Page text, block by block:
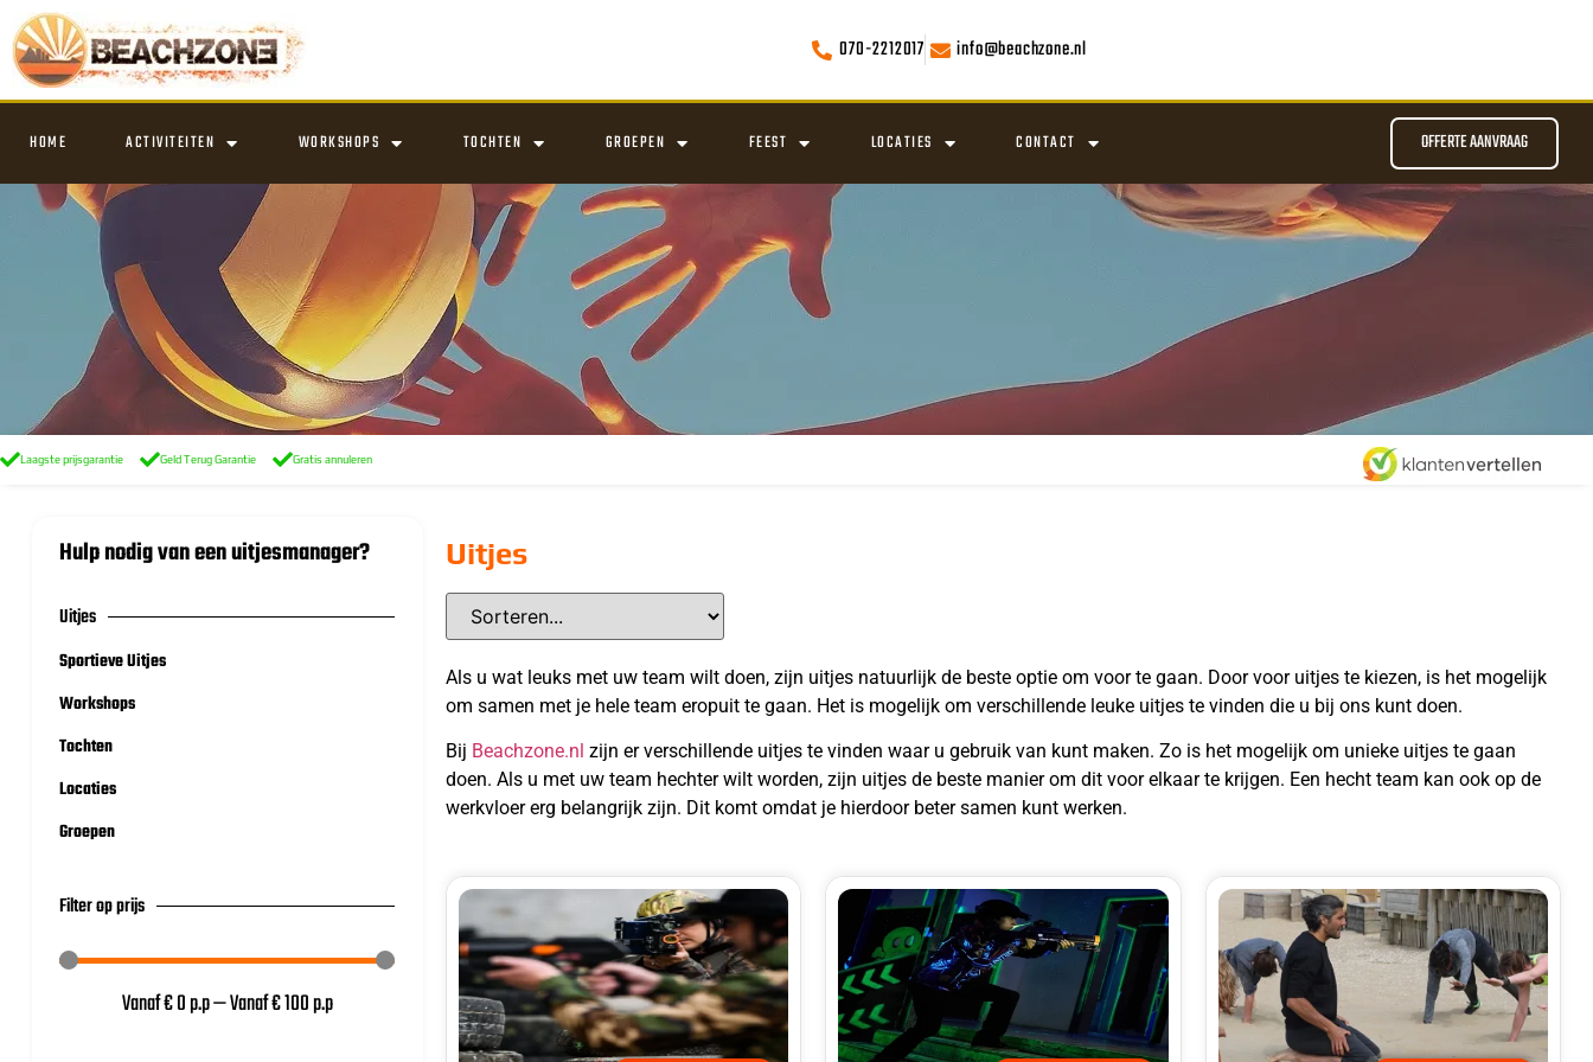
070-2212017 info@beachzone.nl
HOME ACTIVITEITEN WORKSHOPS TOCHTEN GROEPEN FEEST LOCATIES CONTACT OFFERTE AANVRAAG
Laagste prijsgarantie Geld Terug Garantie Gratis annuleren
Hulp nodig van een uitjesmanager?
Uitjes
Sportieve Uitjes
Workshops
Tochten
Locaties
Groepen
Filter op prijs
Vanaf €0p.p—Vanaf €100p.p
Uitjes
Als u wat leuks met uw team wilt doen, zijn uitjes natuurlijk de beste optie om voor te gaan. Door voor uitjes te kiezen, is het mogelijk
om samen met je hele team eropuit te gaan. Het is mogelijk om verschillende leuke uitjes te vinden die u bij ons kunt doen.
Bij Beachzone.nl zijn er verschillende uitjes te vinden waar u gebruik van kunt maken. Zo is het mogelijk om unieke uitjes te gaan
doen. Als u met uw team hechter wilt worden, zijn uitjes de beste manier om dit voor elkaar te krijgen. Een hecht team kan ook op de
werkvloer erg belangrijk zijn. Dit komt omdat je hierdoor beter samen kunt werken.